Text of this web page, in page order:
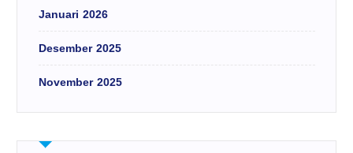
Januari 2026
Desember 2025
November 2025